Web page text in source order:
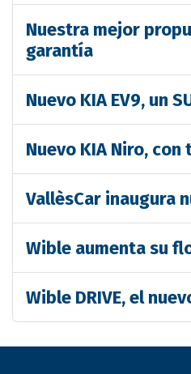
Nuestra mejor
garantía
Nuevo KIA EV9, un
Nuevo KIA Niro,
VallèsCar inaugura
Wible aumenta su
Wible DRIVE, el